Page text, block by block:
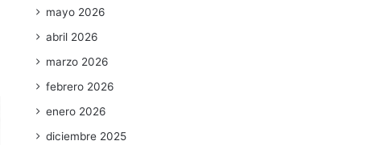
mayo 2026
abril 2026
marzo 2026
febrero 2026
enero 2026
diciembre 2025